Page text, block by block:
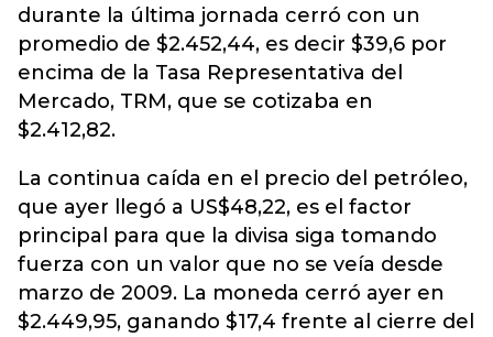
durante la última jornada cerró con un
promedio de $2.452,44, es decir $39,6 por
encima de la Tasa Representativa del
Mercado, TRM, que se cotizaba en
$2.412,82.
La continua caída en el precio del petróleo,
que ayer llegó a US$48,22, es el factor
principal para que la divisa siga tomando
fuerza con un valor que no se veía desde
marzo de 2009. La moneda cerró ayer en
$2.449,95, ganando $17,4 frente al cierre del